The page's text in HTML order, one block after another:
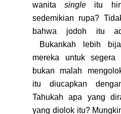
wanitasingle itu
sedemikian rupa?
bahwa jodoh itu
Bukankah lebih
mereka untuk segera
bukan malah
itu diucapkan
Tahukah apa yang
yang diolok itu?